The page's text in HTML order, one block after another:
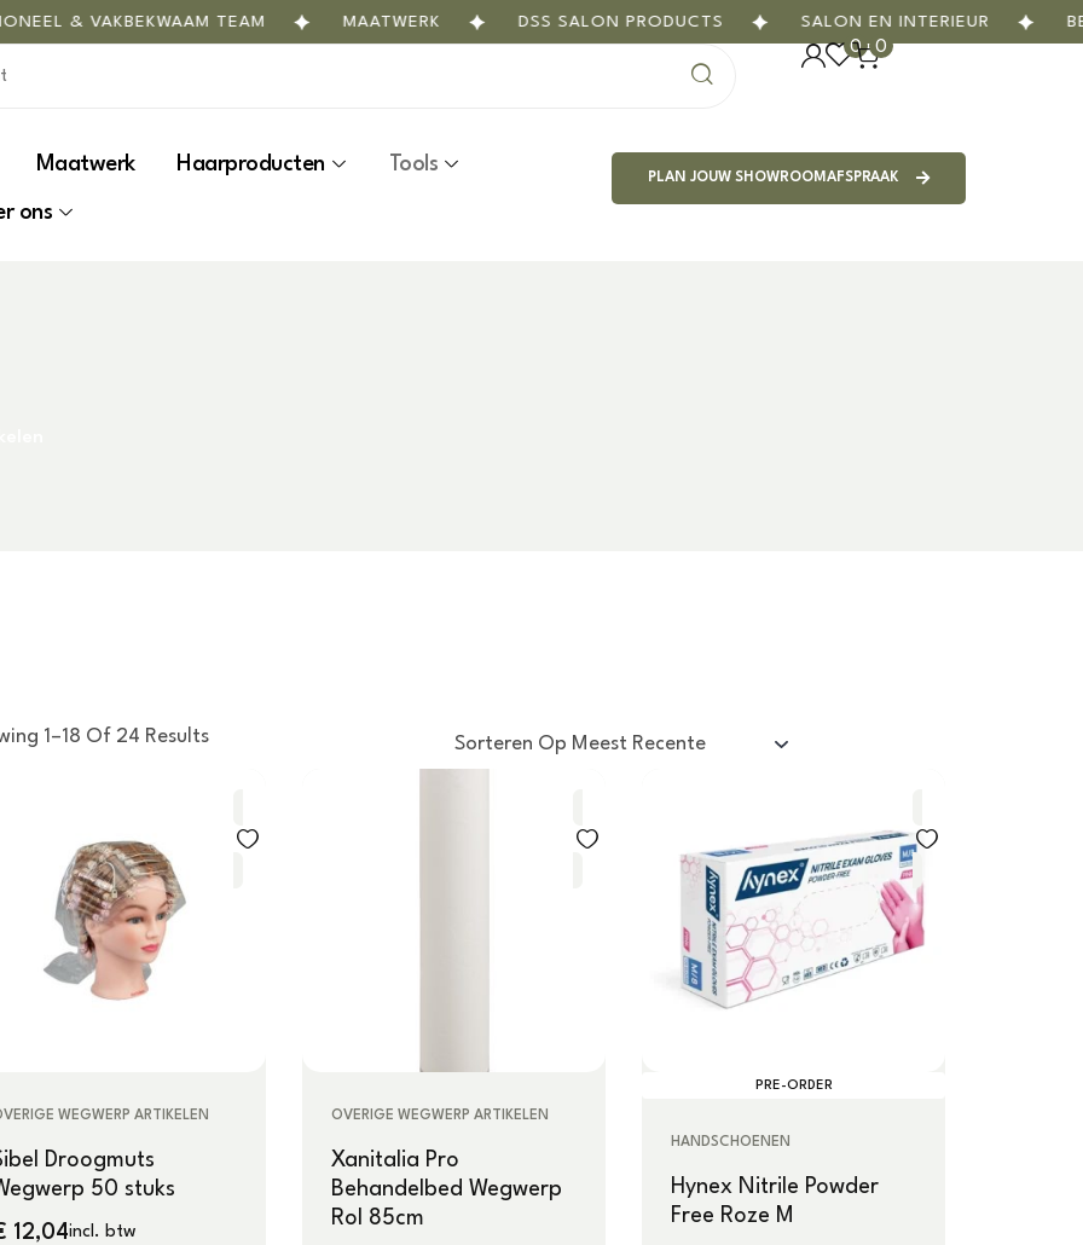
& VAKBEKWAAM TEAM MAATWERK DSS SALON PRODUCTS SALON EN INTERIEUR BEAUTY
0 0
Maatwerk Haarproducten Tools
ons
PLAN JOUW SHOWROOMAFSPRAAK
1–18 Of 24 Results
WEGWERP ARTIKELEN
Droogmuts
50 stuks
12,04incl. btw
OVERIGE WEGWERP ARTIKELEN
Xanitalia Pro
Behandelbed Wegwerp
Rol 85cm
PRE-ORDER
HANDSCHOENEN
Hynex Nitrile Powder
Free Roze M